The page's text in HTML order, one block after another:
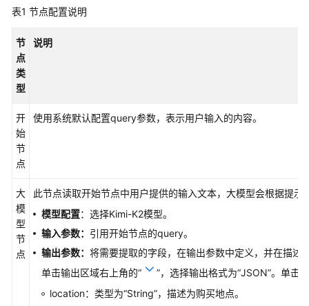
档
载
通
用
术
语
责
任
表1 节点配置说明
节
点
类
型
说明
开
始
节
点
使用系统默认配置query参数，表示用户输入的内容。
大
模
型
节
点
此节点读取开始节点中用户提供的输入文本，大模型会根据提
模型配置：选择Kimi-K2模型。
输入参数： 引用开始节点的query。
输出参数： 将需要提取的字段，在输出参数中定义，并在描述
单击输出区域右上角的“ ”，选择输出格式为“JSON”。单击
location：类型为“String”，描述为购买地点。